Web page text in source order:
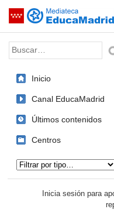
Saltar navegación
Palabra o frase:
Inicio
Canal EducaMadrid
Últimos contenidos
Centros
Inicia sesión para